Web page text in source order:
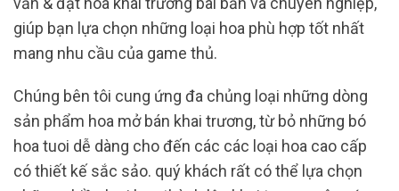
giúp bạn lựa chọn những loại hoa phù hợp tốt nhất
mang nhu cầu của game thủ.
Chúng bên tôi cung ứng đa chủng loại những dòng
sản phẩm hoa mở bán khai trương, từ bỏ những bó
hoa tuoi dễ dàng cho đến các các loại hoa cao cấp
có thiết kế sắc sảo. quý khách rất có thể lựa chọn